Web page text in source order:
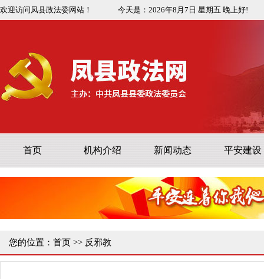
欢迎访问凤县政法委网站！ 今天是： 2026年8月7日 星期五 晚上好!
首页 机构介绍 新闻动态 平安建设
您的位置： 首页 >> 反邪教